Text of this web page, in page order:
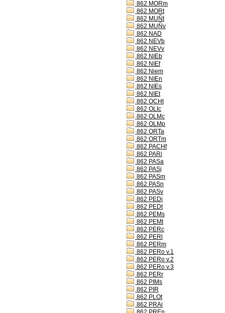
862 MORm
862 MORt
862 MUÑt
862 MUÑv
862 NAD
862 NEVb
862 NEVv
862 NIEb
862 NIEf
862 Niem
862 NIEn
862 NIEs
862 NIEt
862 OCHt
862 OLIc
862 OLMc
862 OLMp
862 ORTa
862 ORTm
862 PACHf
862 PARi
862 PASa
862 PASj
862 PASm
862 PASn
862 PASv
862 PEDi
862 PEDt
862 PEMs
862 PEMt
862 PERc
862 PERl
862 PERm
862 PERo v.1
862 PERo v.2
862 PERo v.3
862 PERr
862 PIMs
862 PIR
862 PLOt
862 PRAi